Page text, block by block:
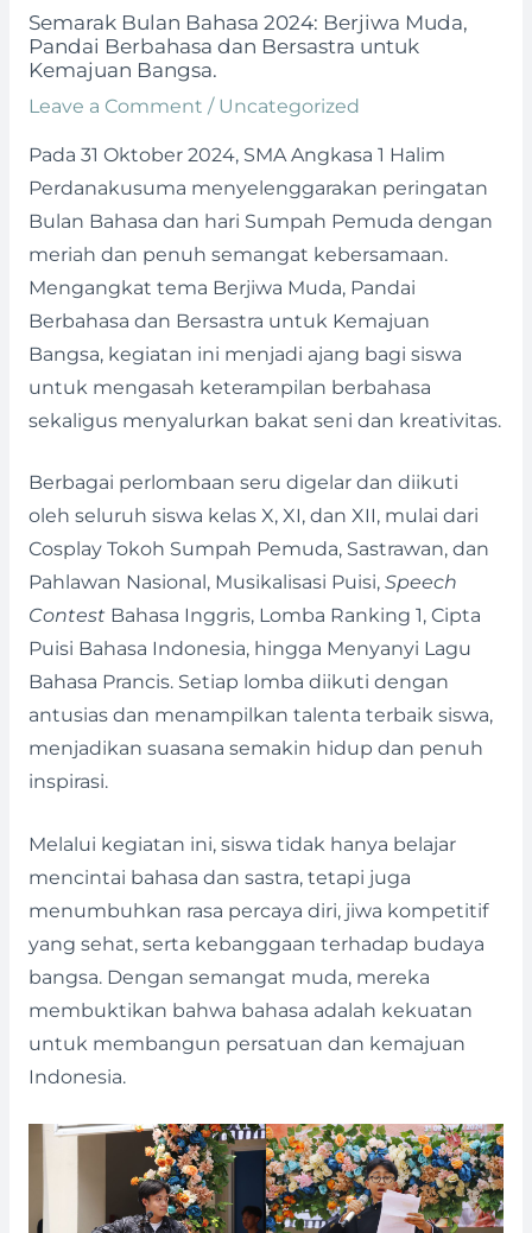
Semarak Bulan Bahasa 2024: Berjiwa Muda,
Pandai Berbahasa dan Bersastra untuk
Kemajuan Bangsa.
Leave a Comment / Uncategorized
Pada 31 Oktober 2024, SMA Angkasa 1 Halim
Perdanakusuma menyelenggarakan peringatan
Bulan Bahasa dan hari Sumpah Pemuda dengan
meriah dan penuh semangat kebersamaan.
Mengangkat tema Berjiwa Muda, Pandai
Berbahasa dan Bersastra untuk Kemajuan
Bangsa, kegiatan ini menjadi ajang bagi siswa
untuk mengasah keterampilan berbahasa
sekaligus menyalurkan bakat seni dan kreativitas.
Berbagai perlombaan seru digelar dan diikuti
oleh seluruh siswa kelas X, XI, dan XII, mulai dari
Cosplay Tokoh Sumpah Pemuda, Sastrawan, dan
Pahlawan Nasional, Musikalisasi Puisi, Speech
Contest Bahasa Inggris, Lomba Ranking 1, Cipta
Puisi Bahasa Indonesia, hingga Menyanyi Lagu
Bahasa Prancis. Setiap lomba diikuti dengan
antusias dan menampilkan talenta terbaik siswa,
menjadikan suasana semakin hidup dan penuh
inspirasi.
Melalui kegiatan ini, siswa tidak hanya belajar
mencintai bahasa dan sastra, tetapi juga
menumbuhkan rasa percaya diri, jiwa kompetitif
yang sehat, serta kebanggaan terhadap budaya
bangsa. Dengan semangat muda, mereka
membuktikan bahwa bahasa adalah kekuatan
untuk membangun persatuan dan kemajuan
Indonesia.